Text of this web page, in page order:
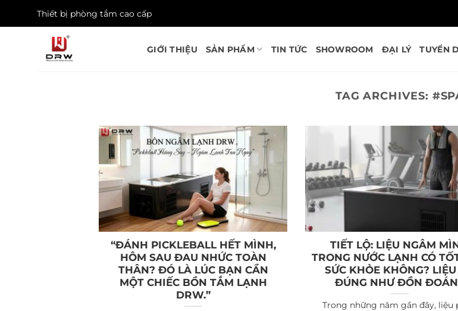
Thiết bị phòng tắm cao cấp
GIỚI THIỆU SẢN PHẨM TIN TỨC SHOWROOM ĐẠI LÝ TUYỂN
TAG ARCHIVES:
“ĐÁNH PICKLEBALL HẾT MÌNH,
HÔM SAU ĐAU NHỨC TOÀN
THÂN? ĐÓ LÀ LÚC BẠN CẦN
MỘT CHIẾC BỒN TẮM LẠNH
DRW.”
TIẾT LỘ: LIỆU NGÂM
TRONG NƯỚC LẠNH CÓ
SỨC KHỎE KHÔNG? LIỆU
ĐÚNG NHƯ ĐỒN
Trong những năm gần đây, liệu